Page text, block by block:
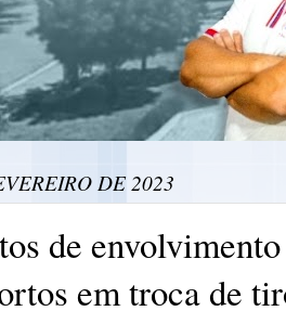
DE 2023
de
em troca de